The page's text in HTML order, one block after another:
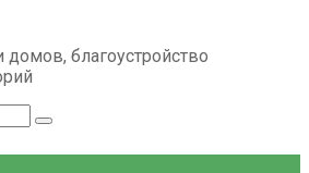
благоустройство